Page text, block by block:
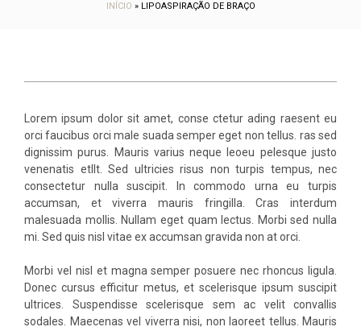
INÍCIO » LIPOASPIRAÇÃO DE BRAÇO
Lorem ipsum dolor sit amet, conse ctetur ading raesent eu
orci faucibus orci male suada semper eget non tellus. ras sed
dignissim purus. Mauris varius neque leoeu pelesque justo
venenatis etllt. Sed ultricies risus non turpis tempus, nec
consectetur nulla suscipit. In commodo urna eu turpis
accumsan, et viverra mauris fringilla. Cras interdum
malesuada mollis. Nullam eget quam lectus. Morbi sed nulla
mi. Sed quis nisl vitae ex accumsan gravida non at orci.
Morbi vel nisl et magna semper posuere nec rhoncus ligula.
Donec cursus efficitur metus, et scelerisque ipsum suscipit
ultrices. Suspendisse scelerisque sem ac velit convallis
sodales. Maecenas vel viverra nisi, non laoreet tellus. Mauris